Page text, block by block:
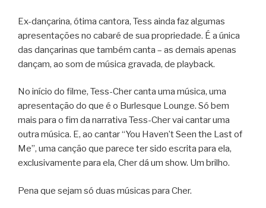
Ex-dançarina, ótima cantora, Tess ainda faz algumas
apresentações no cabaré de sua propriedade. É a única
das dançarinas que também canta – as demais apenas
dançam, ao som de música gravada, de playback.
No início do filme, Tess-Cher canta uma música, uma
apresentação do que é o Burlesque Lounge. Só bem
mais para o fim da narrativa Tess-Cher vai cantar uma
outra música. E, ao cantar “You Haven’t Seen the Last of
Me”, uma canção que parece ter sido escrita para ela,
exclusivamente para ela, Cher dá um show. Um brilho.
Pena que sejam só duas músicas para Cher.